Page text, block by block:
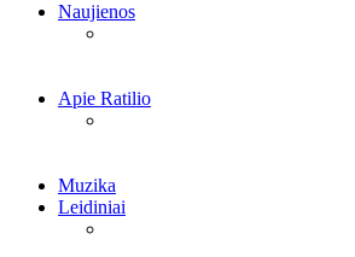
Naujienos
Apie Ratilio
Muzika
Leidiniai